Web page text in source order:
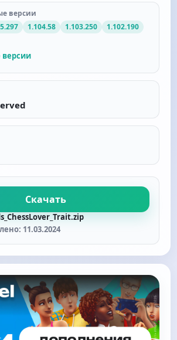
версии
1.104.58 1.103.250
1.102.190
версии
Скачать
11.03.2024